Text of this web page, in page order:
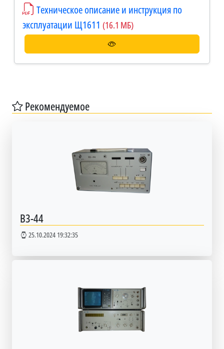
Техническое описание и инструкция по
эксплуатации Щ1611 (16.1 МБ)
Рекомендуемое
В3-44
25.10.2024 19:32:35